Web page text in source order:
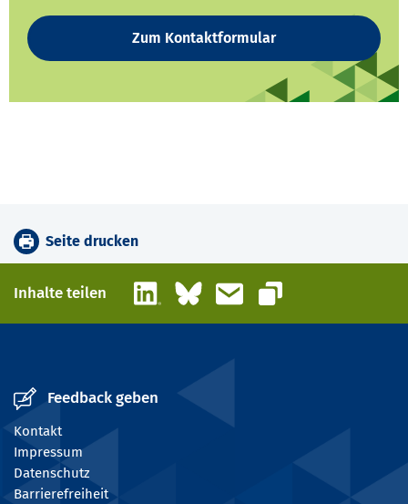
Zum Kontaktformular
Seite drucken
Inhalte teilen LinkedInBlueskyE-Mail
Link kopieren
Feedback geben
Kontakt
Impressum
Datenschutz
Barrierefreiheit